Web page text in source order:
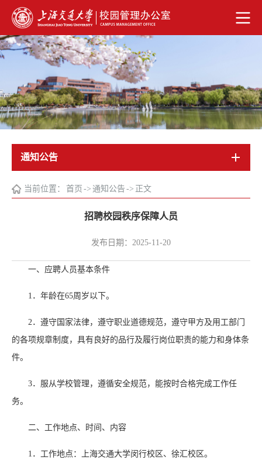
通知公告
当前位置： 首页 -> 通知公告 -> 正文
招聘校园秩序保障人员
发布日期：2025-11-20
一、应聘人员基本条件
1．年龄在65周岁以下。
2．遵守国家法律，遵守职业道德规范，遵守甲方及用工部门
的各项规章制度，具有良好的品行及履行岗位职责的能力和身体条
件。
3．服从学校管理，遵循安全规范，能按时合格完成工作任
务。
二、工作地点、时间、内容
1．工作地点：上海交通大学闵行校区、徐汇校区。